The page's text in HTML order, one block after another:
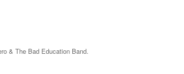
& The Bad Education Band.